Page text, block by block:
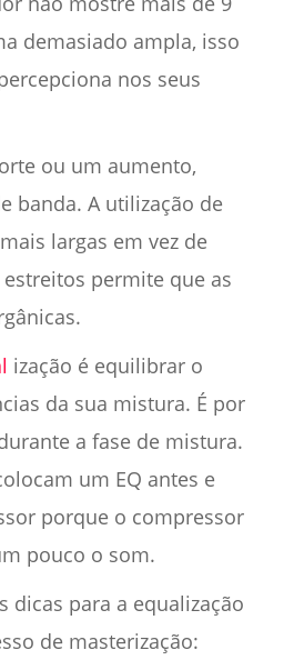
demasiado ampla, isso
nos seus
ou um aumento,
banda. A utilização de
largas em vez de
permite que as
ização é equilibrar o
da sua mistura. É por
a fase de mistura.
um EQ antes e
porque o compressor
pouco o som.
dicas para a equalização
de masterização: